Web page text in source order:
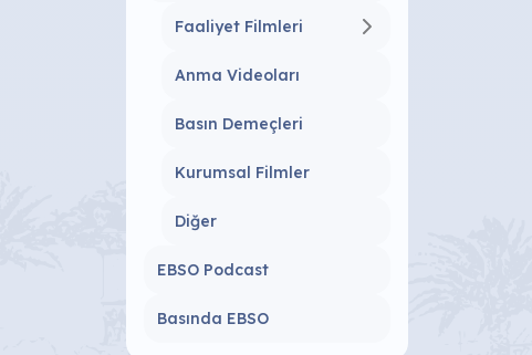
Faaliyet Filmleri
Anma Videoları
Basın Demeçleri
Kurumsal Filmler
Diğer
EBSO Podcast
Basında EBSO